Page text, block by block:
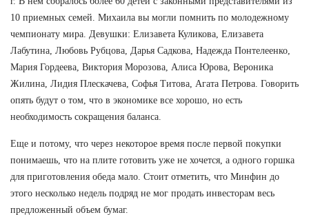
10 приемных семей. Михаила вы могли помнить по молодежному
чемпионату мира. Девушки: Елизавета Куликова, Елизавета
Лабутина, Любовь Рубцова, Дарья Садкова, Надежда Понтелеенко,
Мария Гордеева, Виктория Морозова, Алиса Юрова, Вероника
Жилина, Лидия Плескачева, Софья Титова, Агата Петрова. Говорить
опять будут о том, что в экономике все хорошо, но есть
необходимость сокращения баланса.
Еще и потому, что через некоторое время после первой покупки
понимаешь, что на плите готовить уже не хочется, а одного горшка
для приготовления обеда мало. Стоит отметить, что Минфин до
этого несколько недель подряд не мог продать инвесторам весь
предложенный объем бумаг.